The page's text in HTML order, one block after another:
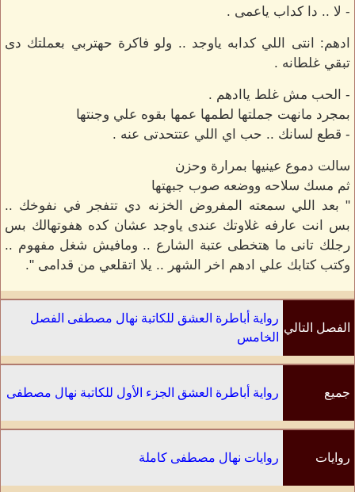
- لا .. دا كداب ياعمى .
ادهم: انتى اللي كدابه ياوجد .. ولو فاكرة حهتربي بعملتك دى
تبقي غلطانه .
- الحب مش غلط ياادهم .
بمجرد مانهت جملتها لطمها عمها بقوه علي وجنتها
- قطع لسانك .. حب اي اللي عتتحدتى عنه .
سالت دموع عينيها بمرارة وحزن
ثم مسك سلاحه ووضعه صوب جبهتها
" بعد اللي سمعته المفروض الخزنه دي تتفجر في نفوخك ..
بس انت عارفه غلاوتك عندى ياوجد عشان كده هفوتهالك بس
رجلك تانى ما هتخطى عتبة الشارع .. ومافيش شغل مفهوم ..
وكتب كتابك علي ادهم اخر الشهر .. يلا اتقلعي من قدامى ".
الفصل التالي
رواية أباطرة العشق للكاتبة نهال مصطفى الفصل
الخامس
جميع رواية أباطرة العشق الجزء الأول للكاتبة نهال مصطفى
روايات روايات نهال مصطفى كاملة